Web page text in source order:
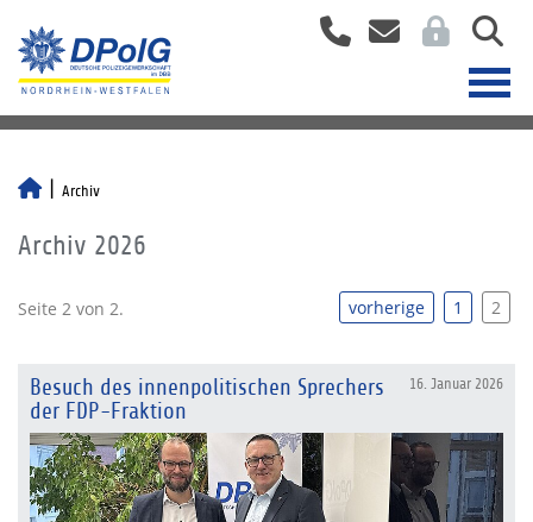
Archiv
Archiv 2026
Seite 2 von 2. vorherige 1 2
16. Januar 2026
Besuch des innenpolitischen Sprechers
der FDP-Fraktion